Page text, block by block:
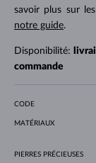
savoir plus sur
notre guide.
Disponibilité:
commande
CODE
MATÉRIAUX
PIERRES PRÉCIEUSES